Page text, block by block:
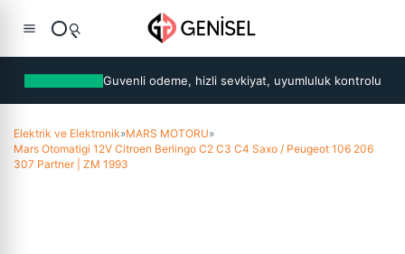
Guvenli odeme, hizli sevkiyat, uyumluluk kontrolu
Elektrik ve Elektronik»MARS MOTORU»
Mars Otomatigi 12V Citroen Berlingo C2 C3 C4 Saxo / Peugeot 106 206
307 Partner | ZM 1993